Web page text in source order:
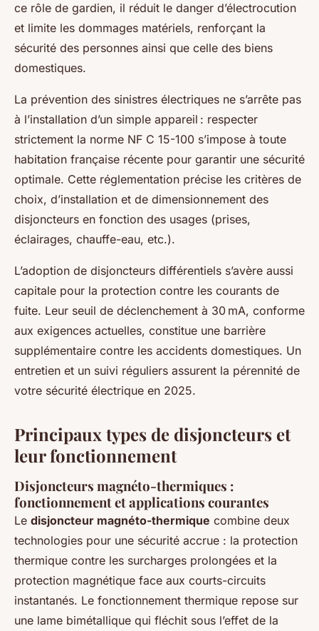
ce rôle de gardien, il réduit le danger d’électrocution
et limite les dommages matériels, renforçant la
sécurité des personnes ainsi que celle des biens
domestiques.
La prévention des sinistres électriques ne s’arrête pas
à l’installation d’un simple appareil : respecter
strictement la norme NF C 15-100 s’impose à toute
habitation française récente pour garantir une sécurité
optimale. Cette réglementation précise les critères de
choix, d’installation et de dimensionnement des
disjoncteurs en fonction des usages (prises,
éclairages, chauffe-eau, etc.).
L’adoption de disjoncteurs différentiels s’avère aussi
capitale pour la protection contre les courants de
fuite. Leur seuil de déclenchement à 30 mA, conforme
aux exigences actuelles, constitue une barrière
supplémentaire contre les accidents domestiques. Un
entretien et un suivi réguliers assurent la pérennité de
votre sécurité électrique en 2025.
Principaux types de disjoncteurs et
leur fonctionnement
Disjoncteurs magnéto-thermiques :
fonctionnement et applications courantes
Le disjoncteur magnéto-thermique combine deux
technologies pour une sécurité accrue : la protection
thermique contre les surcharges prolongées et la
protection magnétique face aux courts-circuits
instantanés. Le fonctionnement thermique repose sur
une lame bimétallique qui fléchit sous l’effet de la